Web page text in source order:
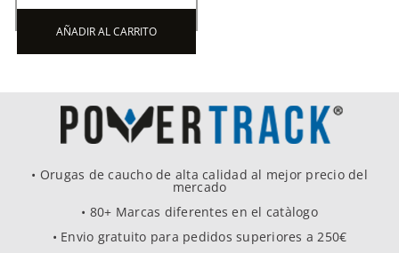
AÑADIR AL CARRITO
• Orugas de caucho de alta calidad al mejor precio del
mercado
• 80+ Marcas diferentes en el catàlogo
• Envio gratuito para pedidos superiores a 250€